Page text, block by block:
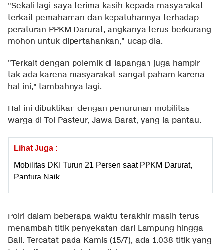
"Sekali lagi saya terima kasih kepada masyarakat
terkait pemahaman dan kepatuhannya terhadap
peraturan PPKM Darurat, angkanya terus berkurang
mohon untuk dipertahankan," ucap dia.
"Terkait dengan polemik di lapangan juga hampir
tak ada karena masyarakat sangat paham karena
hal ini," tambahnya lagi.
Hal ini dibuktikan dengan penurunan mobilitas
warga di Tol Pasteur, Jawa Barat, yang ia pantau.
Lihat Juga :
Mobilitas DKI Turun 21 Persen saat PPKM Darurat,
Pantura Naik
Polri dalam beberapa waktu terakhir masih terus
menambah titik penyekatan dari Lampung hingga
Bali. Tercatat pada Kamis (15/7), ada 1.038 titik yang